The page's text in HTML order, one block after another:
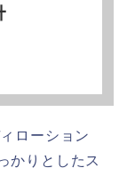
ローション
かりとしたス